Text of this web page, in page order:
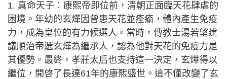
1. 真命天子︰康熙帝即位前，清朝正面臨天花肆虐的
困境。年幼的玄燁因曾患天花並痊瘉，體內產生免疫
力，成為皇位的有力候選人。當時，傳教士湯若望建
議順治帝選玄燁為繼承人，認為他對天花的免疫力是
其優勢。最終，孝莊太后也支持這一決定，玄燁得以
繼位，開啓了長達61年的康熙盛世。這不僅改變了玄